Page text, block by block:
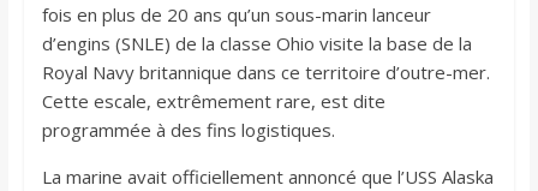
fois en plus de 20 ans qu’un sous-marin lanceur
d’engins (SNLE) de la classe Ohio visite la base de la
Royal Navy britannique dans ce territoire d’outre-mer.
Cette escale, extrêmement rare, est dite
programmée à des fins logistiques.
La marine avait officiellement annoncé que l’USS Alaska